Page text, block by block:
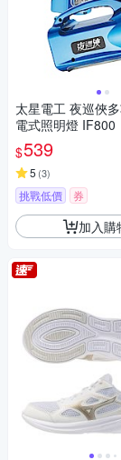
太星電工 夜巡俠
電式照明燈 IF800
$539
5 (3)
挑戰低價 券
加入購